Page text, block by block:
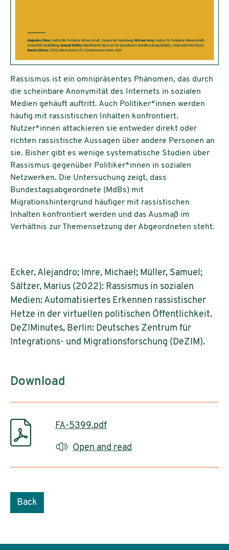
Rassismus ist ein omnipräsentes Phänomen, das durch
die scheinbare Anonymität des Internets in sozialen
Medien gehäuft auftritt. Auch Politiker*innen werden
häufig mit rassistischen Inhalten konfrontiert.
Nutzer*innen attackieren sie entweder direkt oder
richten rassistische Aussagen über andere Personen an
sie. Bisher gibt es wenige systematische Studien über
Rassismus gegenüber Politiker*innen in sozialen
Netzwerken. Die Untersuchung zeigt, dass
Bundestagsabgeordnete (MdBs) mit
Migrationshintergrund häufiger mit rassistischen
Inhalten konfrontiert werden und das Ausmaß im
Verhältnis zur Themensetzung der Abgeordneten steht.
Ecker, Alejandro; Imre, Michael; Müller, Samuel;
Sältzer, Marius (2022): Rassismus in sozialen
Medien: Automatisiertes Erkennen rassistischer
Hetze in der virtuellen politischen Öffentlichkeit.
DeZIMinutes, Berlin: Deutsches Zentrum für
Integrations- und Migrationsforschung (DeZIM).
Download
FA-5399.pdf
Open and read
Back